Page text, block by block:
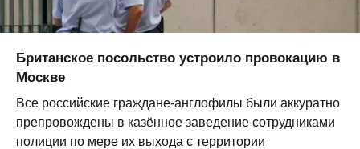
Британское посольство устроило провокацию в
Москве
Все российские граждане-англофилы были аккуратно
препровождены в казённое заведение сотрудниками
полиции по мере их выхода с территории